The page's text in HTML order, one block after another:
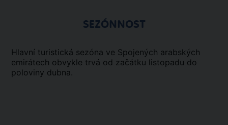
SEZÓNNOST
Hlavní turistická sezóna ve Spojených arabských
emirátech obvykle trvá od začátku listopadu do
poloviny dubna.